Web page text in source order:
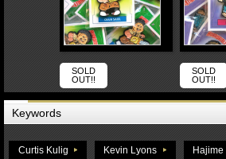
SOLD
OUT!!
SOLD
OUT!!
Keywords
Curtis Kulig Kevin Lyons Hajime